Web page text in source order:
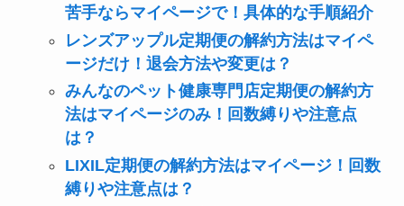
苦手ならマイページで！具体的な手順紹介
レンズアップル定期便の解約方法はマイペ
ージだけ！退会方法や変更は？
みんなのペット健康専門店定期便の解約方
法はマイページのみ！回数縛りや注意点
は？
LIXIL定期便の解約方法はマイページ！回数
縛りや注意点は？